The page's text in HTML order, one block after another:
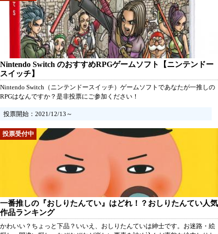
Nintendo Switch のおすすめRPGゲームソフト【ニンテンドー
スイッチ】
Nintendo Switch（ニンテンドースイッチ）ゲームソフトであなたが一推しの
RPGはなんですか？是非投票にご参加ください！
投票開始：2021/12/13～
一番推しの『おしりたんてい』はどれ！？おしりたんてい人気
作品ランキング
かわいい？ちょっと下品？いいえ、おしりたんていは紳士です。お迷路・絵